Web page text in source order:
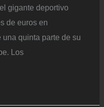
gigante deportivo
de euros en
quinta parte de su
Los